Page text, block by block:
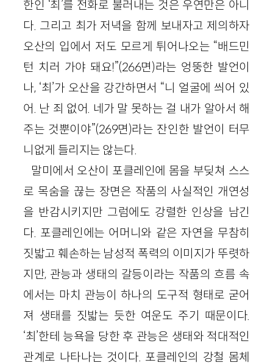
한인 ‘최’를 전화로 불러내는 것은 우연만은 아니
다. 그리고 최가 저녁을 함께 보내자고 제의하자
오산의 입에서 저도 모르게 튀어나오는 “배드민
턴 치러 가야 돼요!”(266면)라는 엉뚱한 발언이
나, ‘최’가 오산을 강간하면서 “니 얼굴에 씌어 있
어. 난 죄 없어. 네가 말 못하는 걸 내가 알아서 해
주는 것뿐이야”(269면)라는 잔인한 발언이 터무
니없게 들리지는 않는다.
말미에서 오산이 포클레인에 몸을 부딪쳐 스스
로 목숨을 끊는 장면은 작품의 사실적인 개연성
을 반감시키지만 그럼에도 강렬한 인상을 남긴
다. 포클레인에는 어머니와 같은 자연을 무참히
짓밟고 훼손하는 남성적 폭력의 이미지가 뚜렷하
지만, 관능과 생태의 갈등이라는 작품의 흐름 속
에서는 마치 관능이 하나의 도구적 형태로 굳어
져 생태를 짓밟는 듯한 여운도 주기 때문이다.
‘최’한테 능욕을 당한 후 관능은 생태와 적대적인
관계로 나타나는 것이다. 포클레인의 강철 몸체